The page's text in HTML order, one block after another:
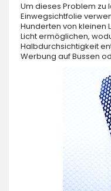
Um dieses Problem zu
Einwegsichtfolie
Hunderten von kleinen
Licht ermöglichen,
Halbdurchsichtigkeit
Werbung auf Bussen